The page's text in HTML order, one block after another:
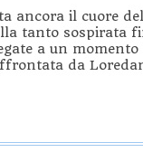
ancora il cuore
tanto sospirata
a un
da